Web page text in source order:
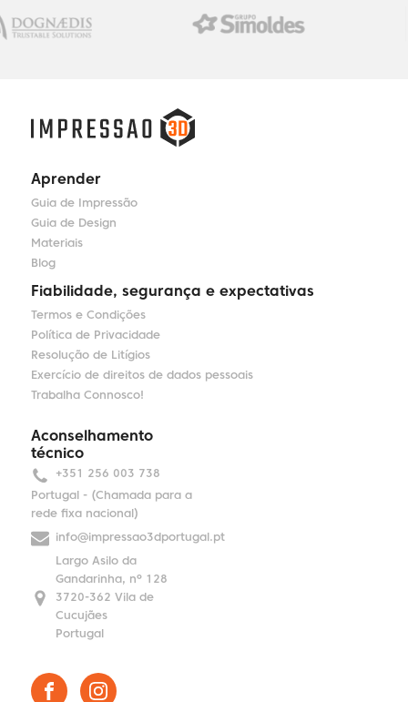
Aprender
Guia de Impressão
Guia de Design
Materiais
Blog
Fiabilidade, segurança e expectativas
Termos e Condições
Política de Privacidade
Resolução de Litígios
Exercício de direitos de dados pessoais
Trabalha Connosco!
Aconselhamento
técnico
+351 256 003 738
Portugal - (Chamada para a
rede fixa nacional)
info@impressao3dportugal.pt
Largo Asilo da
Gandarinha, nº 128
3720-362 Vila de
Cucujães
Portugal